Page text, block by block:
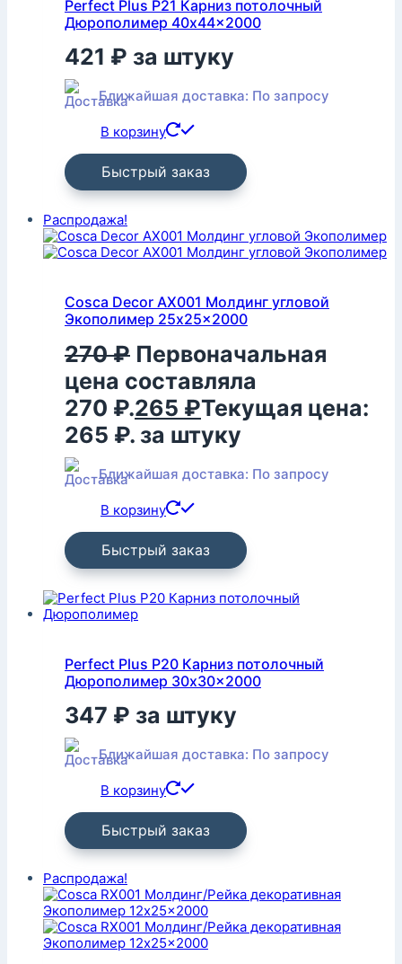
Perfect Plus P21 Карниз потолочный
Дюрополимер 40x44x2000
421 ₽ за штуку
Ближайшая доставка: По запросу
В корзину
Быстрый заказ
Распродажа!
Cosca Decor AX001 Молдинг угловой
Экополимер 25x25x2000
270₽ Первоначальная
цена составляла
270 ₽.265 ₽Текущая цена:
265 ₽. за штуку
Ближайшая доставка: По запросу
В корзину
Быстрый заказ
Perfect Plus P20 Карниз потолочный
Дюрополимер 30x30x2000
347 ₽ за штуку
Ближайшая доставка: По запросу
В корзину
Быстрый заказ
Распродажа!